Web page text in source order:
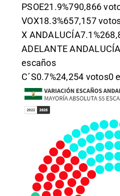
PSOE21.9%790,866
VOX18.3%657,157
X
ADELANTE
escaños
C´S0.7%24,254 votos0